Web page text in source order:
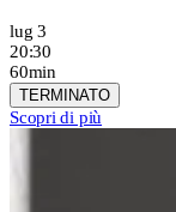
lug 3
20:30
60min
TERMINATO
Scopri di più